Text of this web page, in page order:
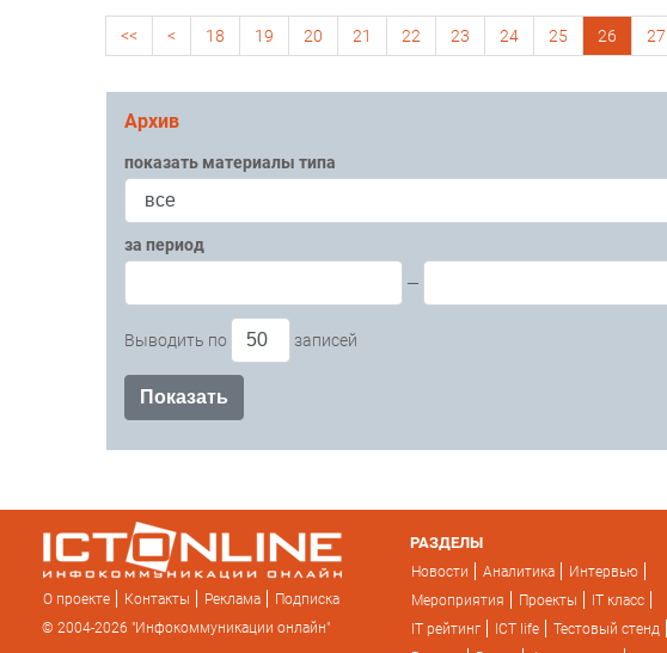
<< < 18 19 20 21 22 23 24 25 26 27
Архив
показать материалы типа
за период
—
Выводить по записей
О проекте Контакты Реклама
Подписка
© 2004-2026 "Инфокоммуникации онлайн"
РАЗДЕЛЫ
Новости Аналитика
Интервью
Мероприятия
Проекты
IT класс
IT рейтинг
ICT life
Тестовый стенд